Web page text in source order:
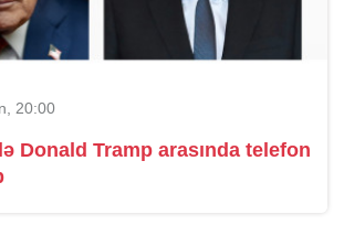
20:00
Donald Tramp arasında telefon